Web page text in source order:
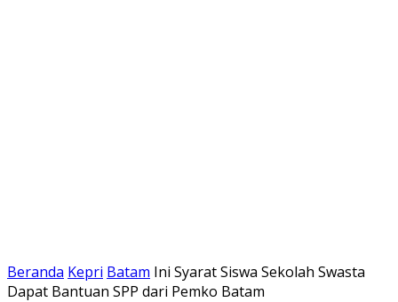
Beranda Kepri Batam Ini Syarat Siswa Sekolah Swasta
Dapat Bantuan SPP dari Pemko Batam